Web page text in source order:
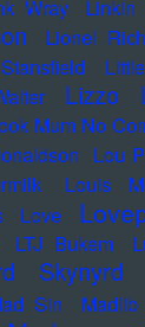
Wray Linkin
Lionel
Lizzo
Mum No
Lou
Louis
Love
LTJ Bukem
Skynyrd
Sin Madlib